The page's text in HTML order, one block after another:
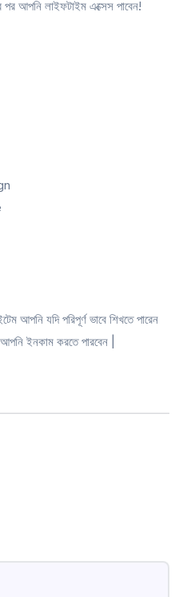
আপনি লাইফটাইম এক্সেস পাবেন!
আপনি যদি পরিপূর্ণ ভাবে শিখতে পারেন
ইনকাম করতে পারবেন |